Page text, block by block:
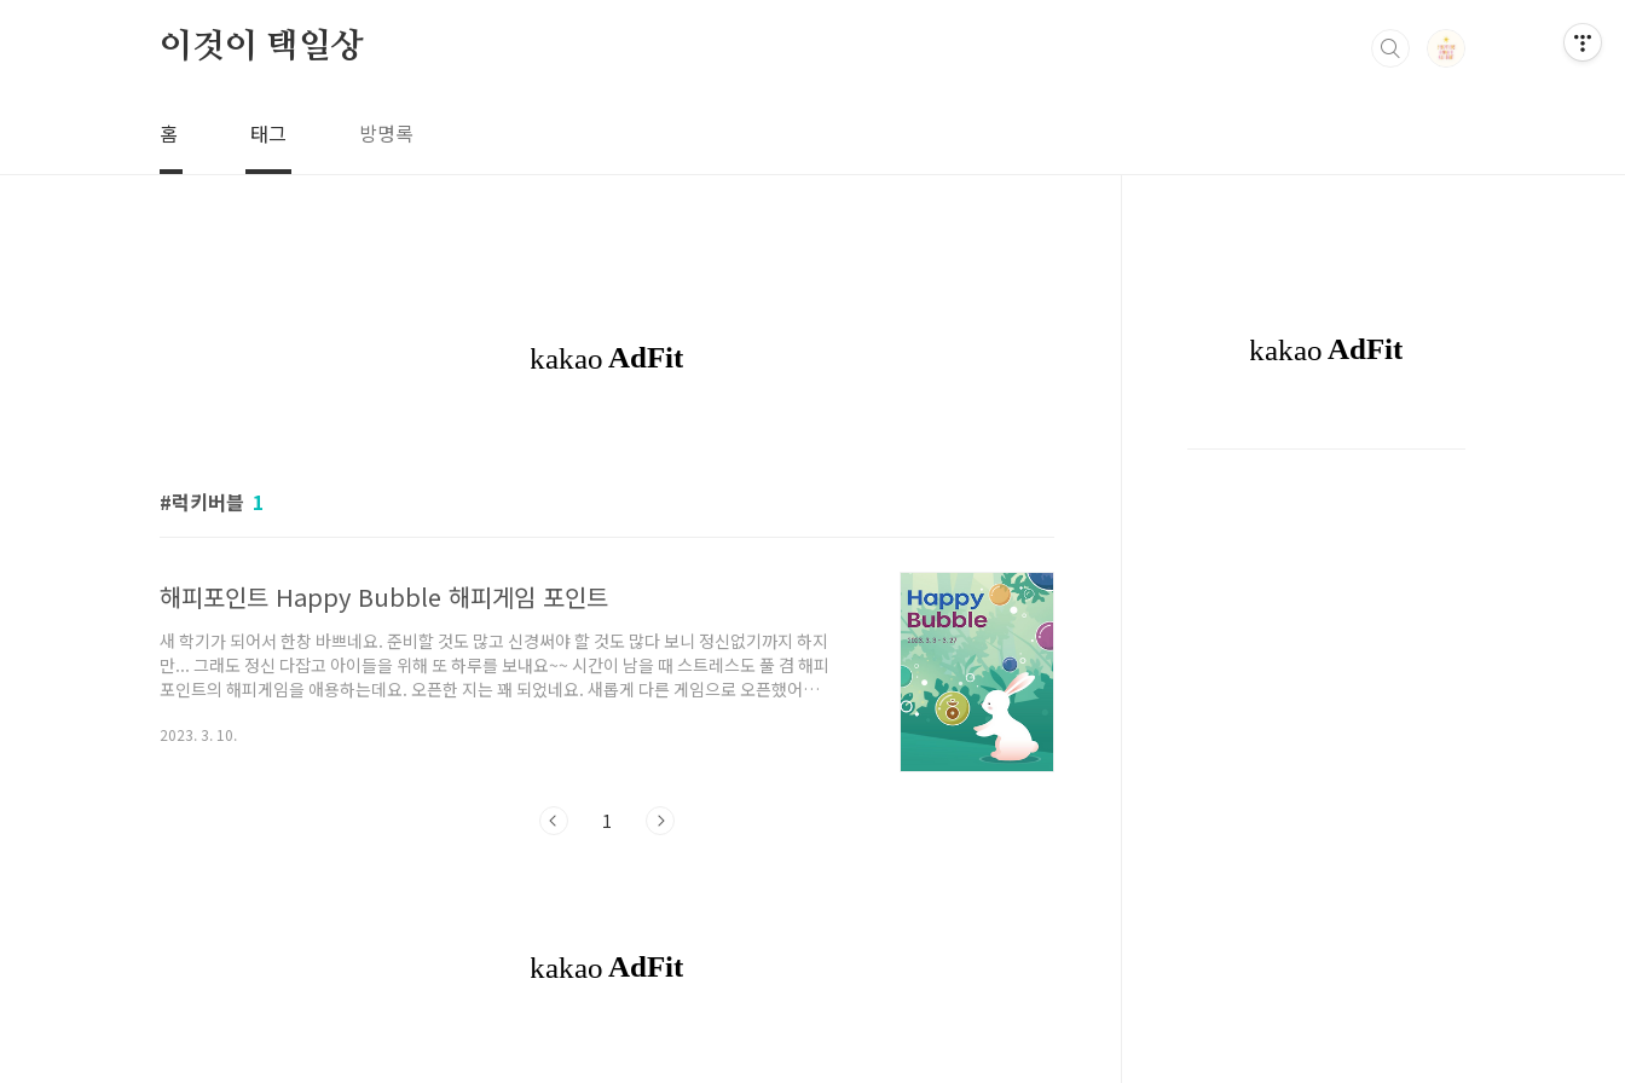
이것이 택일상
홈 태그 방명록
럭키버블 1
해피포인트 Happy Bubble 해피게임 포인트
새 학기가 되어서 한창 바쁘네요. 준비할 것도 많고 신경써야 할 것도 많다 보니 정신없기까지 하지
만... 그래도 정신 다잡고 아이들을 위해 또 하루를 보내요~~ 시간이 남을 때 스트레스도 풀 겸 해피
포인트의 해피게임을 애용하는데요. 오픈한 지는 꽤 되었네요. 새롭게 다른 게임으로 오픈했어요.
100% 포인트 당첨되는 해피 게임입니다. 누적점수 5만 점마다 즉시 당첨되는 럭키버블을 받을 수
2023. 3. 10.
1